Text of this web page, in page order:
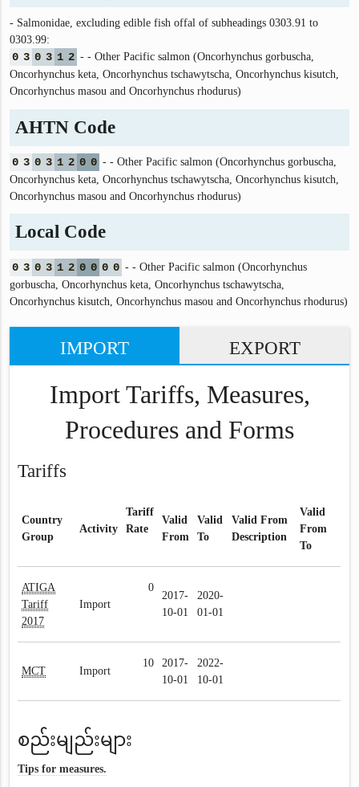
- Salmonidae, excluding edible fish offal of subheadings 0303.91 to
0303.99:
0 3 0 3 1 2 - - Other Pacific salmon (Oncorhynchus gorbuscha,
Oncorhynchus keta, Oncorhynchus tschawytscha, Oncorhynchus kisutch,
Oncorhynchus masou and Oncorhynchus rhodurus)
AHTN Code
0 3 0 3 1 2 0 0 - - Other Pacific salmon (Oncorhynchus gorbuscha,
Oncorhynchus keta, Oncorhynchus tschawytscha, Oncorhynchus kisutch,
Oncorhynchus masou and Oncorhynchus rhodurus)
Local Code
0 3 0 3 1 2 0 0 0 0 - - Other Pacific salmon (Oncorhynchus
gorbuscha, Oncorhynchus keta, Oncorhynchus tschawytscha,
Oncorhynchus kisutch, Oncorhynchus masou and Oncorhynchus rhodurus)
IMPORT EXPORT
Import Tariffs, Measures,
Procedures and Forms
Tariffs
Country
Group
Activity
Tariff
Rate
Valid
From
Valid
To
Valid From
Description
Valid
From
To
ATIGA
Tariff
2017
Import
0
2017-
10-01
2020-
01-01
MCT Import
10
2017-
10-01
2022-
10-01
စည်းမျည်းများ
Tips for measures.